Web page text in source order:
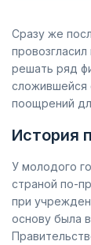
Сразу же
решать ряд
сложившейся
поощрений
История
У молодого
страной по-
при
основу была